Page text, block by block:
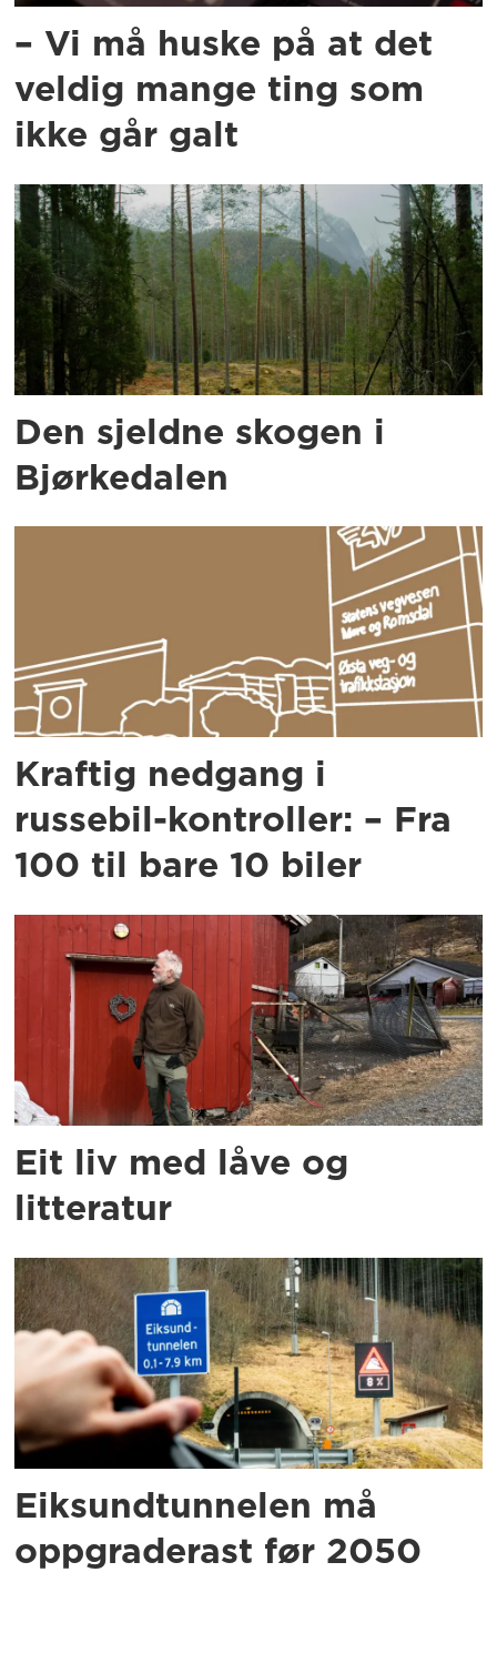
– Vi må huske på at det
veldig mange ting som
ikke går galt
Den sjeldne skogen i
Bjørkedalen
Kraftig nedgang i
russebil-kontroller: – Fra
100 til bare 10 biler
Eit liv med låve og
litteratur
Eiksundtunnelen må
oppgraderast før 2050